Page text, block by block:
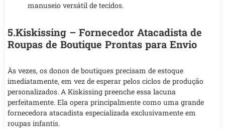
manuseio versátil de tecidos.
5.Kiskissing – Fornecedor Atacadista de
Roupas de Boutique Prontas para Envio
Às vezes, os donos de boutiques precisam de estoque
imediatamente, em vez de esperar pelos ciclos de produção
personalizados. A Kiskissing preenche essa lacuna
perfeitamente. Ela opera principalmente como uma grande
fornecedora atacadista especializada exclusivamente em
roupas infantis.